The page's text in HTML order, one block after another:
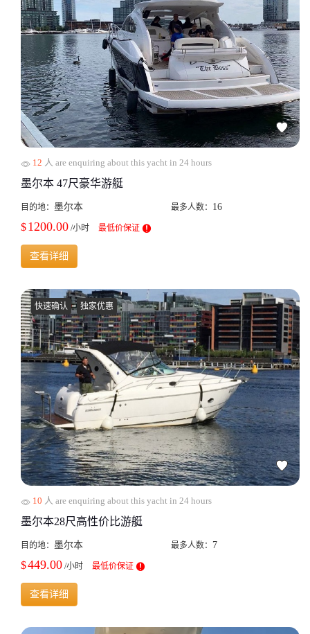
12 人 are enquiring about this yacht in 24 hours
墨尔本 47尺豪华游艇
目的地： 墨尔本 最多人数： 16
$1200.00 /小时 最低价保证
查看详细
快速确认 独家优惠
10 人 are enquiring about this yacht in 24 hours
墨尔本28尺高性价比游艇
目的地： 墨尔本 最多人数： 7
$449.00 /小时 最低价保证
查看详细